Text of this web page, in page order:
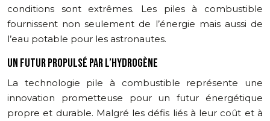
conditions sont extrêmes. Les piles à combustible
fournissent non seulement de l’énergie mais aussi de
l’eau potable pour les astronautes.
UN FUTUR PROPULSÉ PAR L’HYDROGÈNE
La technologie pile à combustible représente une
innovation prometteuse pour un futur énergétique
propre et durable. Malgré les défis liés à leur coût et à